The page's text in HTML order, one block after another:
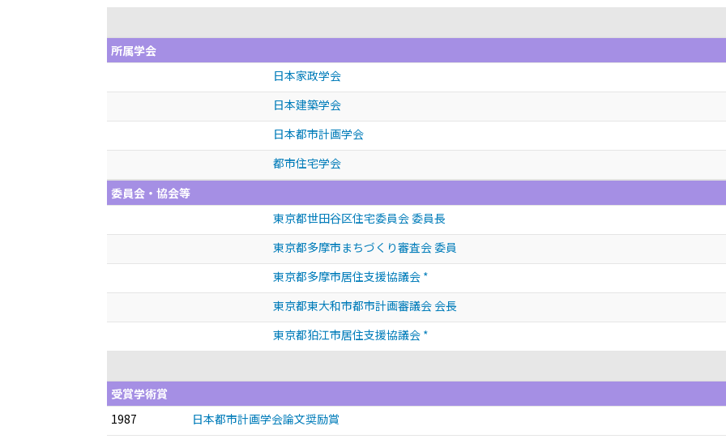
所属学会
日本家政学会
日本建築学会
日本都市計画学会
都市住宅学会
委員会・協会等
東京都世田谷区住宅委員会 委員長
東京都多摩市まちづくり審査会 委員
東京都多摩市居住支援協議会 *
東京都東大和市都市計画審議会 会長
東京都狛江市居住支援協議会 *
受賞学術賞
1987
日本都市計画学会論文奨励賞